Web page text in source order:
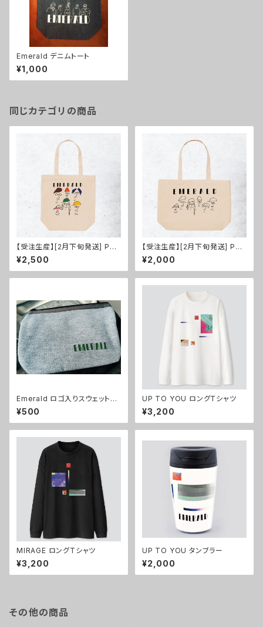
Emerald デニムトート
¥1,000
同じカテゴリの商品
【受注生産】[2月下旬発送] Port
rait Tote Bag
¥2,500
【受注生産】[2月下旬発送] Port
rait Tote Bag Mono
¥2,000
Emerald ロゴ入りスウェットポ
ーチ
¥500
UP TO YOU ロングTシャツ
¥3,200
MIRAGE ロングTシャツ
¥3,200
UP TO YOU タンブラー
¥2,000
その他の商品